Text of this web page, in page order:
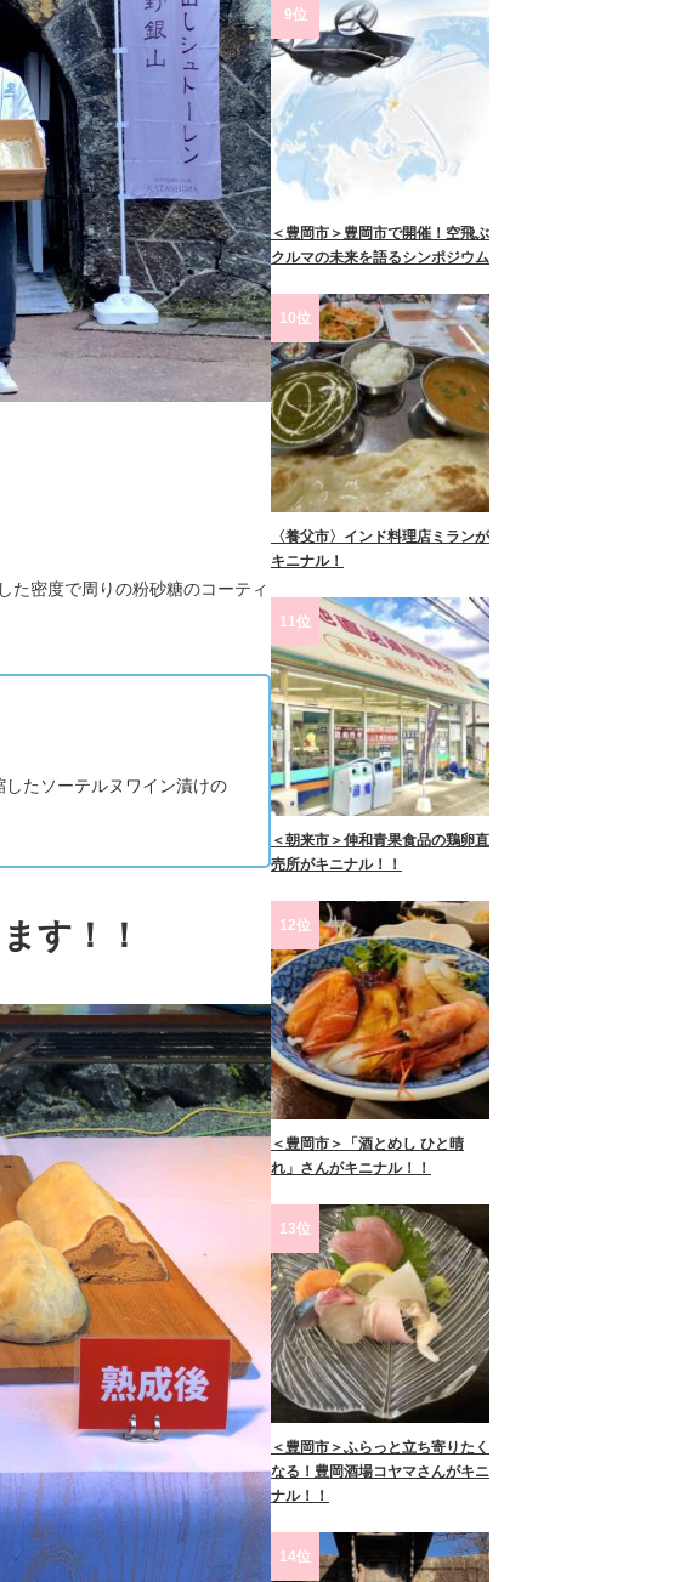
た密度で周りの粉砂糖のコーティ
たソーテルヌワイン漬けの
す！！
9位
＜豊岡市＞豊岡市で開催！空飛ぶ
クルマの未来を語るシンポジウム
10位
〈養父市〉インド料理店ミランが
キニナル！
11位
＜朝来市＞伸和青果食品の鶏卵直
売所がキニナル！！
12位
＜豊岡市＞「酒とめし ひと晴
れ」さんがキニナル！！
13位
＜豊岡市＞ふらっと立ち寄りたく
なる！豊岡酒場コヤマさんがキニ
ナル！！
14位